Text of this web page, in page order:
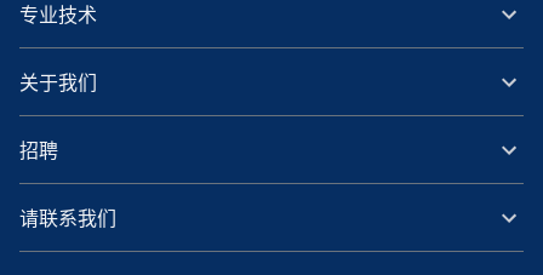
专业技术
关于我们
招聘
请联系我们